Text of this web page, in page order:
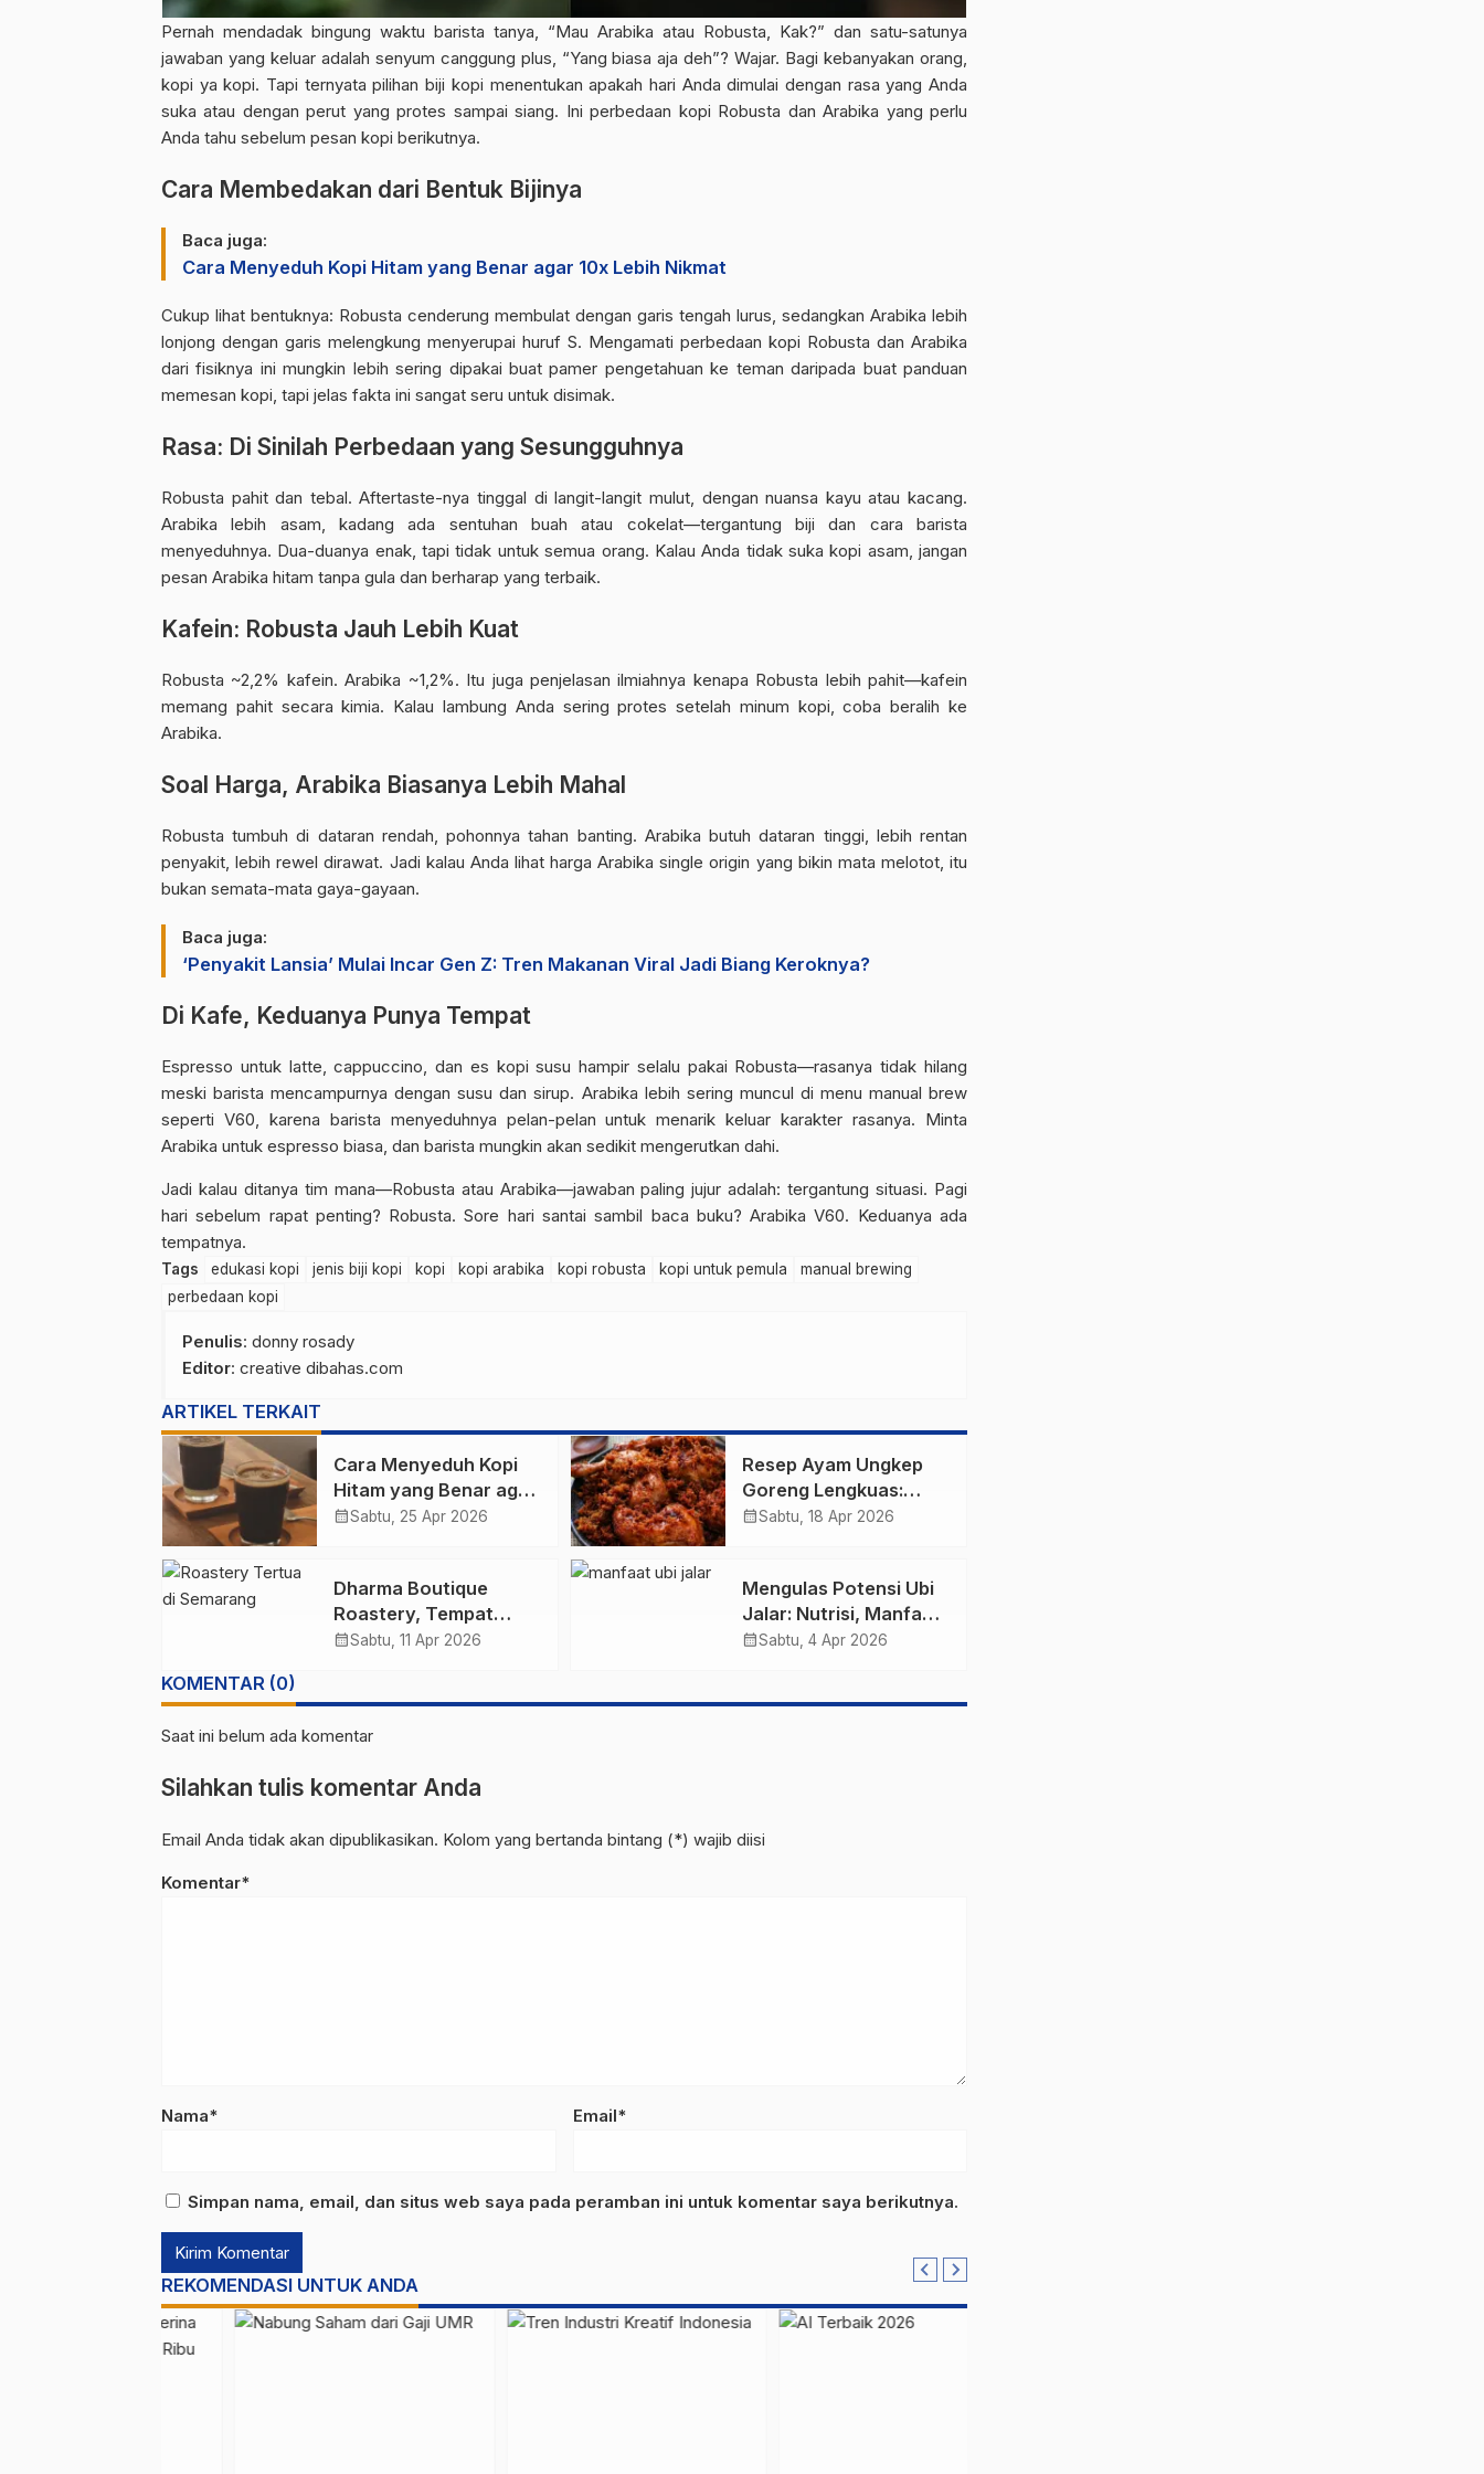
Pernah mendadak bingung waktu barista tanya, “Mau Arabika atau Robusta, Kak?” dan satu-satunya
jawaban yang keluar adalah senyum canggung plus, “Yang biasa aja deh”? Wajar. Bagi kebanyakan orang,
kopi ya kopi. Tapi ternyata pilihanbiji kopi menentukan apakah hari Anda dimulai dengan rasa yang Anda
suka atau dengan perut yang protes sampai siang. Iniperbedaan kopi Robusta dan Arabika yang perlu
Anda tahu sebelum pesan kopi berikutnya.
Cara Membedakan dari Bentuk Bijinya
Baca juga:
Cara Menyeduh Kopi Hitam yang Benar agar 10x Lebih Nikmat
Cukup lihat bentuknya: Robusta cenderung membulat dengan garis tengah lurus, sedangkan Arabika lebih
lonjong dengan garis melengkung menyerupai huruf S. Mengamati perbedaan kopi Robusta dan Arabika
dari fisiknya ini mungkin lebih sering dipakai buat pamer pengetahuan ke teman daripada buat panduan
memesan kopi, tapi jelas fakta ini sangat seru untuk disimak.
Rasa: Di Sinilah Perbedaan yang Sesungguhnya
Robusta pahit dan tebal. Aftertaste-nya tinggal di langit-langit mulut, dengan nuansa kayu atau kacang.
Arabika lebih asam, kadang ada sentuhan buah atau cokelat—tergantung biji dan cara barista
menyeduhnya. Dua-duanya enak, tapi tidak untuk semua orang. Kalau Anda tidak suka kopi asam, jangan
pesan Arabika hitam tanpa gula dan berharap yang terbaik.
Kafein: Robusta Jauh Lebih Kuat
Robusta ~2,2% kafein. Arabika ~1,2%. Itu juga penjelasan ilmiahnya kenapa Robusta lebih pahit—kafein
memang pahit secara kimia. Kalau lambung Anda sering protes setelah minum kopi, coba beralih ke
Arabika.
Soal Harga, Arabika Biasanya Lebih Mahal
Robusta tumbuh di dataran rendah, pohonnya tahan banting. Arabika butuh dataran tinggi, lebih rentan
penyakit, lebih rewel dirawat. Jadi kalau Anda lihat harga Arabika single origin yang bikin mata melotot, itu
bukan semata-mata gaya-gayaan.
Baca juga:
‘Penyakit Lansia’ Mulai Incar Gen Z: Tren Makanan Viral Jadi Biang Keroknya?
Di Kafe, Keduanya Punya Tempat
Espresso untuk latte, cappuccino, dan es kopi susu hampir selalu pakai Robusta—rasanya tidak hilang
meski barista mencampurnya dengan susu dan sirup. Arabika lebih sering muncul di menu manual brew
seperti V60, karena barista menyeduhnya pelan-pelan untuk menarik keluar karakter rasanya. Minta
Arabika untuk espresso biasa, dan barista mungkin akan sedikit mengerutkan dahi.
Jadi kalau ditanya tim mana—Robusta atau Arabika—jawaban paling jujur adalah: tergantung situasi. Pagi
hari sebelum rapat penting? Robusta. Sore hari santai sambil baca buku? Arabika V60. Keduanya ada
tempatnya.
Tags edukasi kopi jenis biji kopi kopi kopi arabika kopi robusta kopi untuk pemula
manual brewing
perbedaan kopi
Penulis: donny rosady
Editor: creative dibahas.com
ARTIKEL TERKAIT
Cara Menyeduh Kopi
Hitam yang Benar agar
10x Lebih Nikmat
calendar_monthSabtu, 25 Apr 2026
Resep Ayam Ungkep
Goreng Lengkuas:
Gurih, Empuk, dan Bisa
calendar_monthSabtu, 18 Apr 2026
Dharma Boutique
Roastery, Tempat
Sangrai Kopi Tertua di
calendar_monthSabtu, 11 Apr 2026
Mengulas Potensi Ubi
Jalar: Nutrisi, Manfaat,
dan Panduan
calendar_monthSabtu, 4 Apr 2026
KOMENTAR (0)
Saat ini belum ada komentar
Silahkan tulis komentar Anda
Email Anda tidak akan dipublikasikan. Kolom yang bertanda bintang (*) wajib diisi
Komentar*
Nama* Email*
Simpan nama, email, dan situs web saya pada peramban ini untuk komentar saya berikutnya.
REKOMENDASI UNTUK ANDA